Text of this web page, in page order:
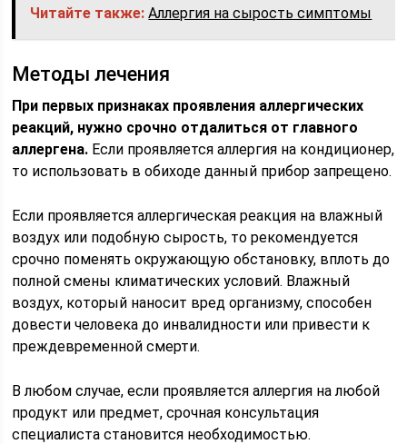
Читайте также: Аллергия на сырость симптомы
Методы лечения
При первых признаках проявления аллергических
реакций, нужно срочно отдалиться от главного
аллергена. Если проявляется аллергия на кондиционер,
то использовать в обиходе данный прибор запрещено.
Если проявляется аллергическая реакция на влажный
воздух или подобную сырость, то рекомендуется
срочно поменять окружающую обстановку, вплоть до
полной смены климатических условий. Влажный
воздух, который наносит вред организму, способен
довести человека до инвалидности или привести к
преждевременной смерти.
В любом случае, если проявляется аллергия на любой
продукт или предмет, срочная консультация
специалиста становится необходимостью.